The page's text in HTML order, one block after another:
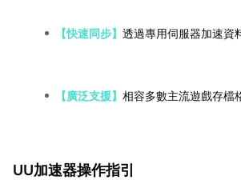
【快速同步】 透過專用伺服器加速資
【廣泛支援】 相容多數主流遊戲存檔
UU加速器操作指引